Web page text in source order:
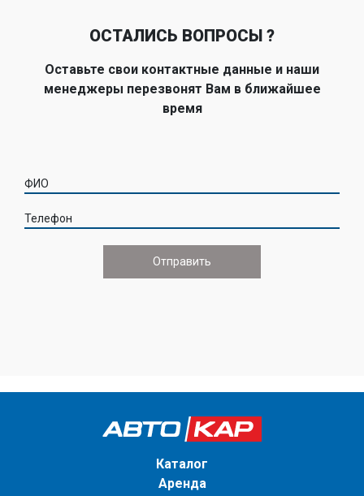
ОСТАЛИСЬ ВОПРОСЫ ?
Оставьте свои контактные данные и наши
менеджеры перезвонят Вам в ближайшее
время
ФИО
Телефон
Каталог
Аренда